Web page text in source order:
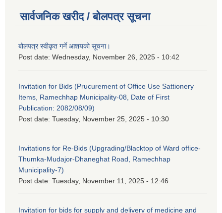
सार्वजनिक खरीद / बोलपत्र सूचना
बोलपत्र स्वीकृत गर्ने आशयको सूचना।
Post date: Wednesday, November 26, 2025 - 10:42
Invitation for Bids (Prucurement of Office Use Sattionery
Items, Ramechhap Municipality-08, Date of First
Publication: 2082/08/09)
Post date: Tuesday, November 25, 2025 - 10:30
Invitations for Re-Bids (Upgrading/Blacktop of Ward office-
Thumka-Mudajor-Dhaneghat Road, Ramechhap
Municipality-7)
Post date: Tuesday, November 11, 2025 - 12:46
Invitation for bids for supply and delivery of medicine and